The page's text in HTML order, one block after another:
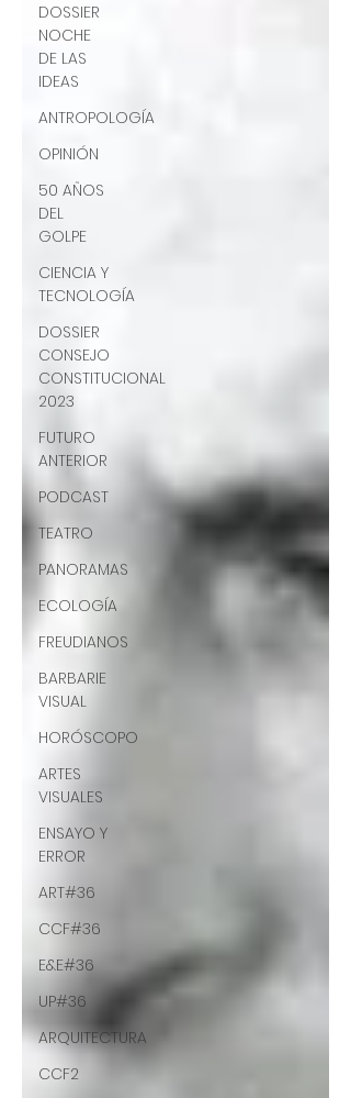
DOSSIER
NOCHE
DE LAS
IDEAS
ANTROPOLOGÍA
OPINIÓN
50 AÑOS
DEL
GOLPE
CIENCIA Y
TECNOLOGÍA
DOSSIER
CONSEJO
CONSTITUCIONAL
2023
FUTURO
ANTERIOR
PODCAST
TEATRO
PANORAMAS
ECOLOGÍA
FREUDIANOS
BARBARIE
VISUAL
HORÓSCOPO
ARTES
VISUALES
ENSAYO Y
ERROR
ART#36
CCF#36
E&E#36
UP#36
ARQUITECTURA
CCF2